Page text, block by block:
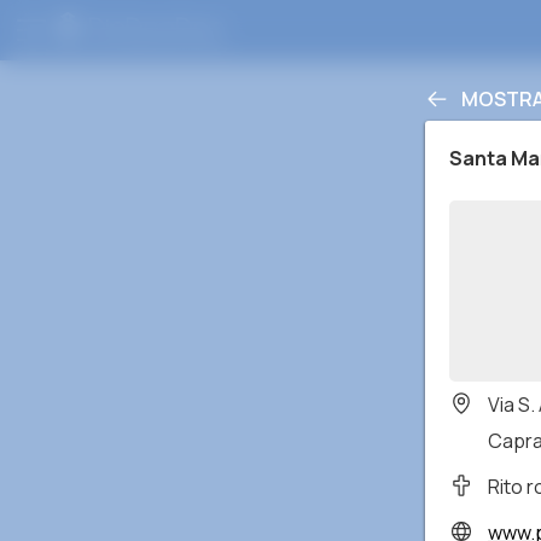
Santa
Via
Rito